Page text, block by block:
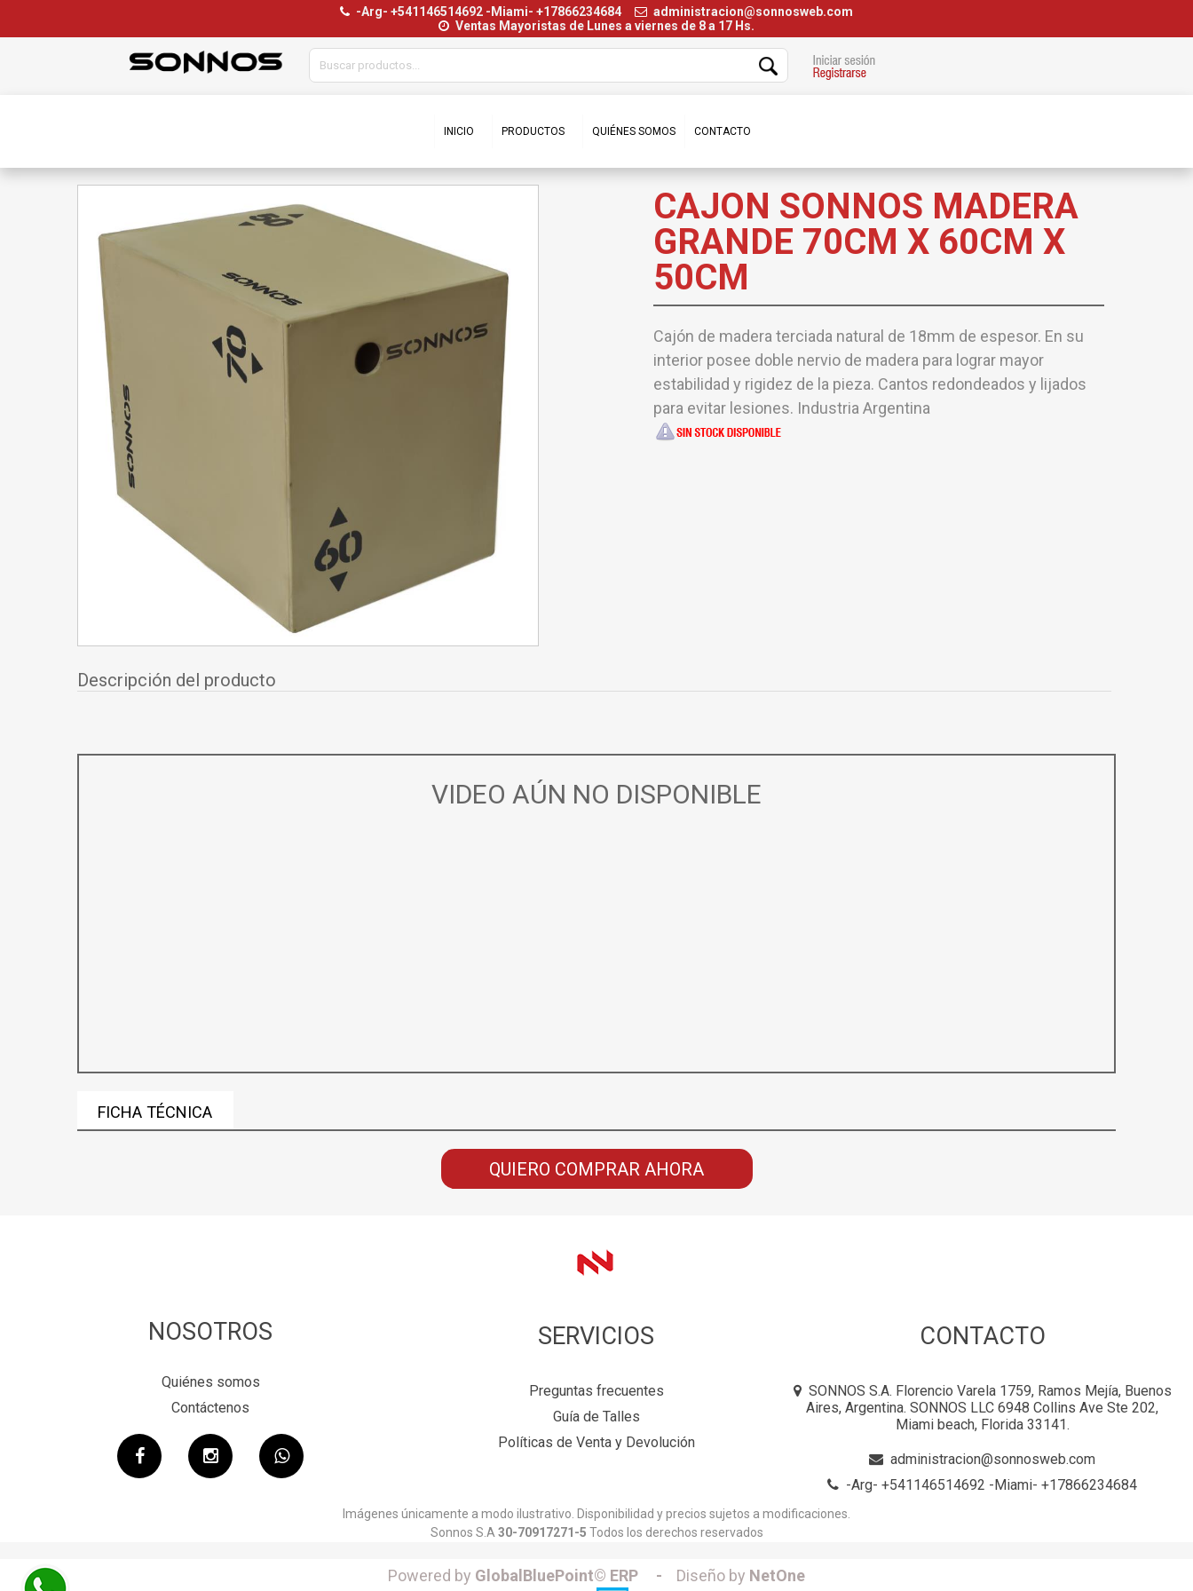
-Arg- +541146514692 -Miami- +17866234684
administracion@sonnosweb.com
Ventas Mayoristas de Lunes a viernes de 8 a 17 Hs.
INICIO PRODUCTOS QUIÉNES SOMOS CONTACTO
CAJON SONNOS MADERA
GRANDE 70CM X 60CM X
50CM
Cajón de madera terciada natural de 18mm de espesor. En su
interior posee doble nervio de madera para lograr mayor
estabilidad y rigidez de la pieza. Cantos redondeados y lijados
para evitar lesiones. Industria Argentina
Descripción del producto
VIDEO AÚN NO DISPONIBLE
FICHA TÉCNICA
QUIERO COMPRAR AHORA
NOSOTROS
Quiénes somos
Contáctenos
SERVICIOS
Preguntas frecuentes
Guía de Talles
Políticas de Venta y Devolución
CONTACTO
SONNOS S.A. Florencio Varela 1759, Ramos Mejía, Buenos
Aires, Argentina. SONNOS LLC 6948 Collins Ave Ste 202,
Miami beach, Florida 33141.
administracion@sonnosweb.com
-Arg- +541146514692 -Miami- +17866234684
Imágenes únicamente a modo ilustrativo. Disponibilidad y precios sujetos a modificaciones.
Sonnos S.A30-70917271-5 Todos los derechos reservados
Powered by GlobalBluePoint© ERP - Diseño by NetOne